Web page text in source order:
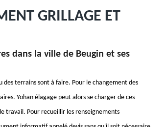
GRILLAGE ET
dans la ville de Beugin et ses
terrains sont à faire. Pour le changement des
Yohan élagage peut alors se charger de ces
travail. Pour recueillir les renseignements